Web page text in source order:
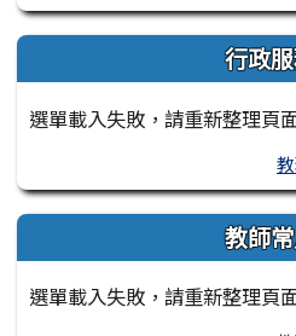
行政
選單載入失敗，請重新整理頁
教師
選單載入失敗，請重新整理頁